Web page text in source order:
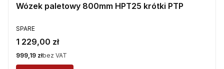
Wózek paletowy 800mm HPT25 krótki PTP
PRODUCENT
SPARE
Cena
1 229,00 zł
Cena
999,19 złbez VAT